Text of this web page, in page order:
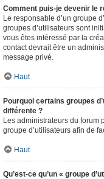
Comment puis-je devenir le
Le responsable d’un groupe
groupes d’utilisateurs sont
vous êtes intéressé par la
contact devrait être un
message privé.
Haut
Pourquoi certains groupes
différente ?
Les administrateurs du forum
groupe d’utilisateurs afin de
Haut
Qu’est-ce qu’un « groupe